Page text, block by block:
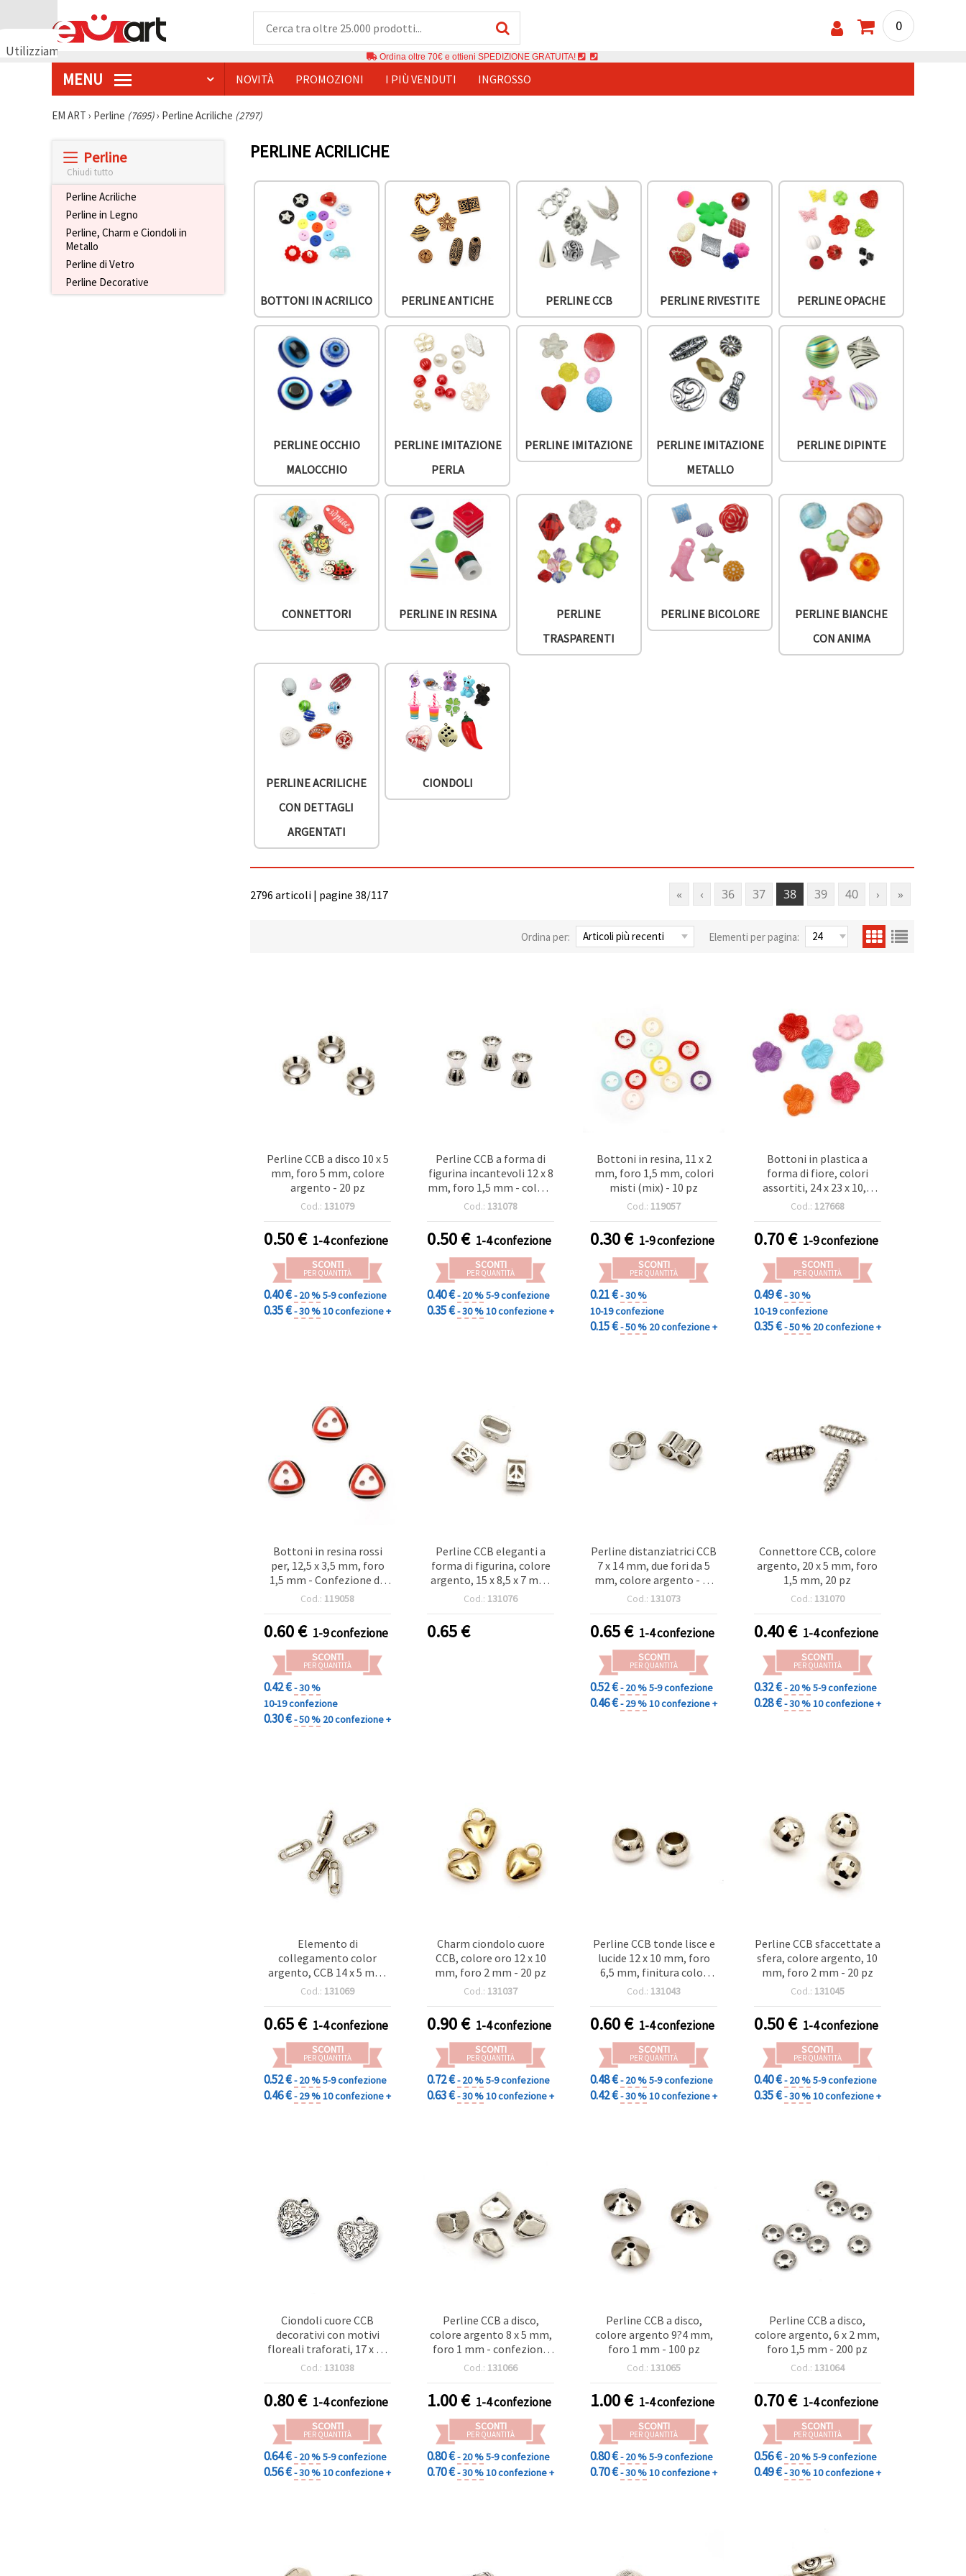
Utilizziamo
funzionamento
0
Ordina oltre 70€ e ottieni SPEDIZIONE GRATUITA!
MENU NOVITÀ PROMOZIONI I PIÙ VENDUTI INGROSSO
EM ART › Perline (7695)› Perline Acriliche (2797)
Perline
Chiudi tutto
Perline Acriliche
Perline in Legno
Perline, Charm e Ciondoli in
Metallo
Perline di Vetro
Perline Decorative
PERLINE ACRILICHE
BOTTONI IN ACRILICO PERLINE ANTICHE PERLINE CCB PERLINE RIVESTITE PERLINE OPACHE
PERLINE OCCHIO
MALOCCHIO
PERLINE IMITAZIONE
PERLA
PERLINE IMITAZIONE
PERLINE IMITAZIONE
METALLO
PERLINE DIPINTE
CONNETTORI PERLINE IN RESINA
PERLINE
TRASPARENTI
PERLINE BICOLORE
PERLINE BIANCHE
CON ANIMA
PERLINE ACRILICHE
CON DETTAGLI
ARGENTATI
CIONDOLI
« ‹ 36 37 38 39 40 › »
2796 articoli | pagine 38/117
Ordina per: Elementi per pagina:
Perline CCB a disco 10 x 5
mm, foro 5 mm, colore
argento - 20 pz
Cod.: 131079
0.50€ 1-4 confezione
SCONTI
PER QUANTITÀ
0.40 €- 20 %5-9 confezione
0.35 €- 30 %10 confezione +
Perline CCB a forma di
figurina incantevoli 12 x 8
mm, foro 1,5 mm - colore
argento, 10 pz per
Cod.: 131078
0.50€ 1-4 confezione
SCONTI
PER QUANTITÀ
0.40 €- 20 %5-9 confezione
0.35 €- 30 %10 confezione +
Bottoni in resina, 11 x 2
mm, foro 1,5 mm, colori
misti (mix) - 10 pz
Cod.: 119057
0.30€ 1-9 confezione
SCONTI
PER QUANTITÀ
0.21 €- 30 %
10-19 confezione
0.15 €- 50 % 20 confezione +
Bottoni in plastica a
forma di fiore, colori
assortiti, 24 x 23 x 10,5
mm, foro: 2 mm - 20 pz
Cod.: 127668
0.70€ 1-9 confezione
SCONTI
PER QUANTITÀ
0.49 €- 30 %
10-19 confezione
0.35 €- 50 % 20 confezione +
Bottoni in resina rossi
per, 12,5 x 3,5 mm, foro
1,5 mm - Confezione da
10 pz
Cod.: 119058
0.60€ 1-9 confezione
SCONTI
PER QUANTITÀ
0.42 €- 30 %
10-19 confezione
0.30 €- 50 % 20 confezione +
Perline CCB eleganti a
forma di figurina, colore
argento, 15 x 8,5 x 7 mm,
foro 11 x 4 mm - set da 20
Cod.: 131076
0.65€
Perline distanziatrici CCB
7 x 14 mm, due fori da 5
mm, colore argento - 20
pz
Cod.: 131073
0.65€ 1-4 confezione
SCONTI
PER QUANTITÀ
0.52 €- 20 %5-9 confezione
0.46 €- 29 %10 confezione +
Connettore CCB, colore
argento, 20 x 5 mm, foro
1,5 mm, 20 pz
Cod.: 131070
0.40€ 1-4 confezione
SCONTI
PER QUANTITÀ
0.32 €- 20 %5-9 confezione
0.28 €- 30 %10 confezione +
Elemento di
collegamento color
argento, CCB 14 x 5 mm,
foro 2 mm - 50 pz
Cod.: 131069
0.65€ 1-4 confezione
SCONTI
PER QUANTITÀ
0.52 €- 20 %5-9 confezione
0.46 €- 29 %10 confezione +
Charm ciondolo cuore
CCB, colore oro 12 x 10
mm, foro 2 mm - 20 pz
Cod.: 131037
0.90€ 1-4 confezione
SCONTI
PER QUANTITÀ
0.72 €- 20 %5-9 confezione
0.63 €- 30 %10 confezione +
Perline CCB tonde lisce e
lucide 12 x 10 mm, foro
6,5 mm, finitura color
argento - 20 pz
Cod.: 131043
0.60€ 1-4 confezione
SCONTI
PER QUANTITÀ
0.48 €- 20 %5-9 confezione
0.42 €- 30 %10 confezione +
Perline CCB sfaccettate a
sfera, colore argento, 10
mm, foro 2 mm - 20 pz
Cod.: 131045
0.50€ 1-4 confezione
SCONTI
PER QUANTITÀ
0.40 €- 20 %5-9 confezione
0.35 €- 30 %10 confezione +
Ciondoli cuore CCB
decorativi con motivi
floreali traforati, 17 x 15
mm, foro 2 mm, colore
Cod.: 131038
0.80€ 1-4 confezione
SCONTI
PER QUANTITÀ
0.64 €- 20 %5-9 confezione
0.56 €- 30 %10 confezione +
Perline CCB a disco,
colore argento 8 x 5 mm,
foro 1 mm - confezione
da 100 pz
Cod.: 131066
1.00€ 1-4 confezione
SCONTI
PER QUANTITÀ
0.80 €- 20 %5-9 confezione
0.70 €- 30 %10 confezione +
Perline CCB a disco,
colore argento 9?4 mm,
foro 1 mm - 100 pz
Cod.: 131065
1.00€ 1-4 confezione
SCONTI
PER QUANTITÀ
0.80 €- 20 %5-9 confezione
0.70 €- 30 %10 confezione +
Perline CCB a disco,
colore argento, 6 x 2 mm,
foro 1,5 mm - 200 pz
Cod.: 131064
0.70€ 1-4 confezione
SCONTI
PER QUANTITÀ
0.56 €- 20 %5-9 confezione
0.49 €- 30 %10 confezione +